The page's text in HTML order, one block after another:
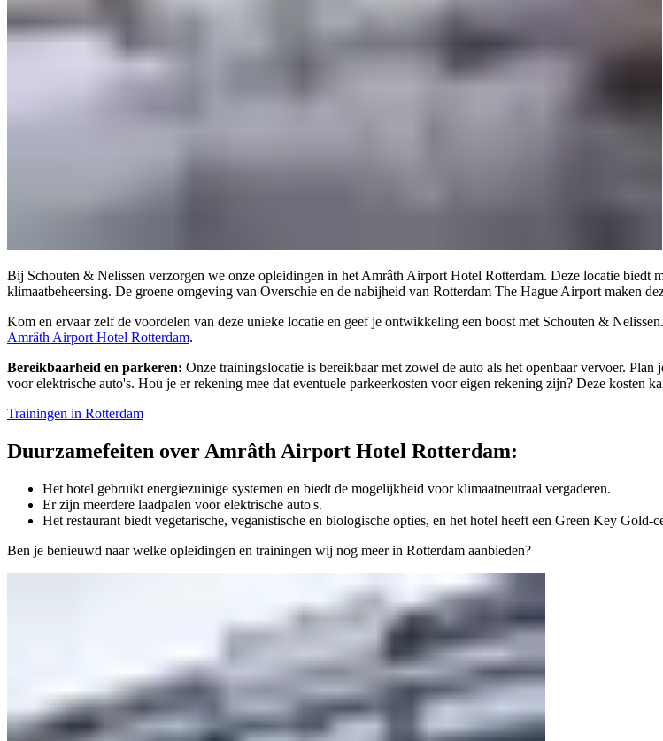
Bij Schouten & Nelissen verzorgen we onze opleidingen in het Amrâth Airport Hotel Rotterdam. Deze locatie biedt
klimaatbeheersing. De groene omgeving van Overschie en de nabijheid van Rotterdam The Hague Airport maken
Kom en ervaar zelf de voordelen van deze unieke locatie en geef je ontwikkeling een boost met Schouten &
Amrâth Airport Hotel Rotterdam.
Bereikbaarheid en parkeren: Onze trainingslocatie is bereikbaar met zowel de auto als het openbaar vervoer. Plan
voor elektrische auto's. Hou je er rekening mee dat eventuele parkeerkosten voor eigen rekening zijn? Deze kosten
Trainingen in Rotterdam
Duurzamefeiten over Amrâth Airport Hotel Rotterdam:
Het hotel gebruikt energiezuinige systemen en biedt de mogelijkheid voor klimaatneutraal vergaderen.
Er zijn meerdere laadpalen voor elektrische auto's.
Het restaurant biedt vegetarische, veganistische en biologische opties, en het hotel heeft een Green Key Gold-
Ben je benieuwd naar welke opleidingen en trainingen wij nog meer in Rotterdam aanbieden?